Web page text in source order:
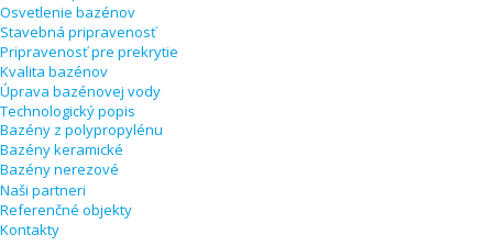
Osvetlenie bazénov
Stavebná pripravenosť
Pripravenosť pre prekrytie
Kvalita bazénov
Úprava bazénovej vody
Technologický popis
Bazény z polypropylénu
Bazény keramické
Bazény nerezové
Naši partneri
Referenčné objekty
Kontakty